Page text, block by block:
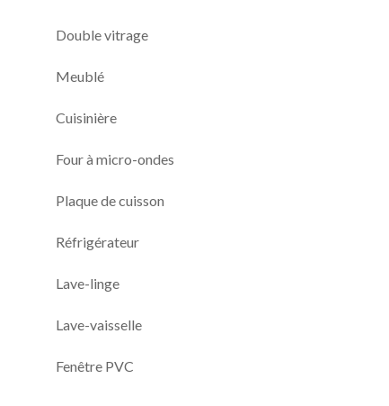
Double vitrage
Meublé
Cuisinière
Four à micro-ondes
Plaque de cuisson
Réfrigérateur
Lave-linge
Lave-vaisselle
Fenêtre PVC